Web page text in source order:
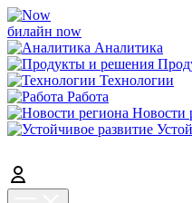
билайн now
Аналитика
Технологии
Работа
Новости